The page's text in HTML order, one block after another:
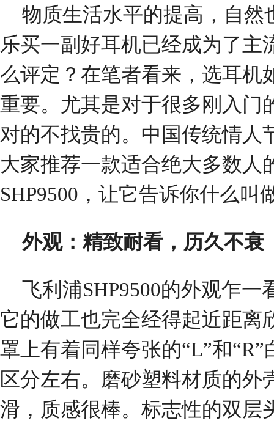
物质生活水平的提高，自然
乐买一副好耳机已经成为了主
么评定？在笔者看来，选耳机
重要。尤其是对于很多刚入门
对的不找贵的。中国传统情人
大家推荐一款适合绝大多数
SHP9500，让它告诉你什么叫
外观：精致耐看，历久不衰
飞利浦SHP9500的外观乍
它的做工也完全经得起近距离
罩上有着同样夸张的“L”和
区分左右。磨砂塑料材质的外
滑，质感很棒。标志性的双层